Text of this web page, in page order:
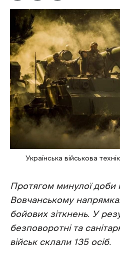
Українська військова
Протягом минулої доби
Вовчанському
бойових зіткнень. У
безповоротні та
військ склали 135 осіб.